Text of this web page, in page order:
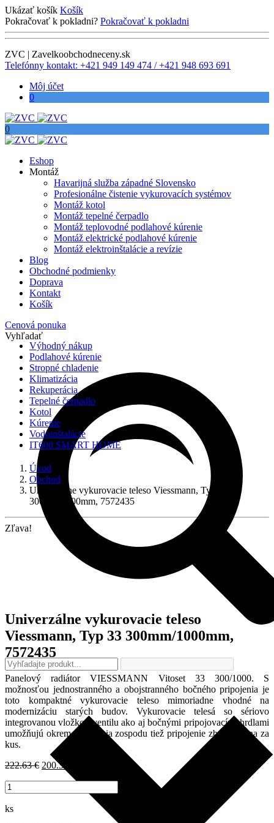
Ukázať košík Košík
Pokračovať k pokladni? Pokračovať k pokladni
ZVC | Zavelkoobchodneceny.sk
Telefónny kontakt: +421 949 149 474 / +421 948 693 691
Môj účet
0
0
Eshop
Montáž
Havarijná služba západné Slovensko
Profesionálne čistenie vykurovacích systémov
Montáž kotol
Montáž tepelné čerpadlo
Montáž teplovodné podlahové kúrenie
Montáž elektrické podlahové kúrenie
Montáž elektroinštalácie a revízie
Blog
Obchodné podmienky
Doprava
Kontakt
Košík
Cenová ponuka
Vyhľadať
Výhodný nákup
Podlahové kúrenie
Stropné chladenie
Klimatizácia
Rekuperácia
Tepelné čerpadlo
Kotol
Kúrenie
Vodoinštalácie
IT600 SMART HOME
Úvod
Obchod
Univerzálne vykurovacie teleso Viessmann, Typ 33
300mm/1000mm, 7572435
Zľava!
Univerzálne vykurovacie teleso
Viessmann, Typ 33 300mm/1000mm,
7572435
Panelový radiátor VIESSMANN Vitoset 33 300/1000. S
možnosťou jednostranného a obojstranného bočného pripojenia je
toto kompaktné vykurovacie teleso mimoriadne vhodné na
modernizáciu starých budov. Vykurovacie telesá so sériovo
integrovanou vložkou ventilu ako aj bočnými pripojovacími hrdlami
umožňujú okrem pripojenia zospodu tiež pripojenie zboku. Cena za
kus.
222.63€ Pôvodná
200.37
200.37 €.
množstvo
Univerzálne
vykurovacie
ks